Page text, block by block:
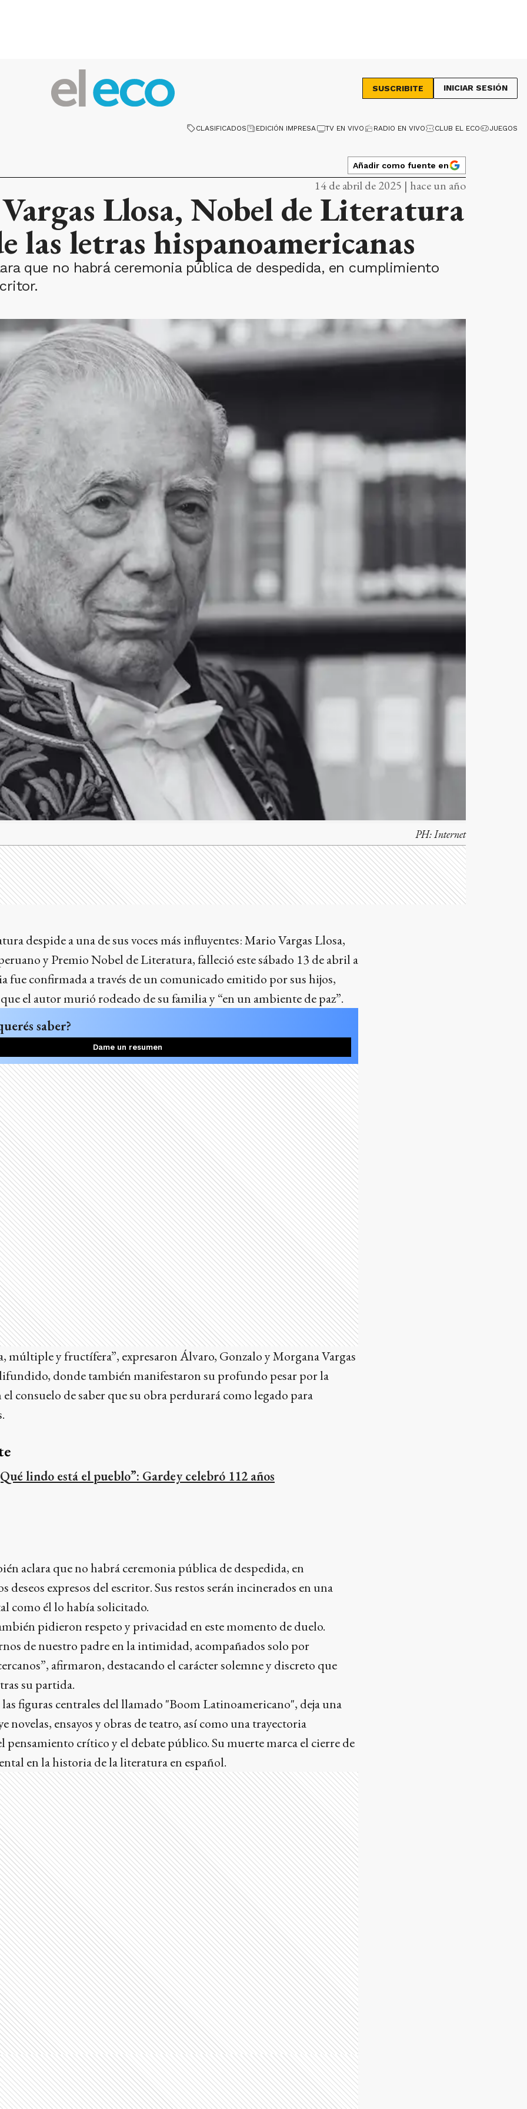
SUSCRIBITE INICIAR SESIÓN
CLASIFICADOS EDICIÓN IMPRESA TV EN VIVO RADIO EN VIVO CLUB EL ECO JUEGOS
Añadir como fuente en
14 de abril de 2025 | hace un año
Llosa, Nobel de Literatura
las letras hispanoamericanas
que no habrá ceremonia pública de despedida, en cumplimiento
PH:Internet
despide a una de sus voces más influyentes: Mario Vargas Llosa,
y Premio Nobel de Literatura, falleció este sábado 13 de abril a
fue confirmada a través de un comunicado emitido por sus hijos,
el autor murió rodeado de su familia y “en un ambiente de paz”.
saber?
Dame un resumen
múltiple y fructífera”, expresaron Álvaro, Gonzalo y Morgana Vargas
donde también manifestaron su profundo pesar por la
consuelo de saber que su obra perdurará como legado para
lindo está el pueblo”: Gardey celebró 112 años
aclara que no habrá ceremonia pública de despedida, en
expresos del escritor. Sus restos serán incinerados en una
como él lo había solicitado.
pidieron respeto y privacidad en este momento de duelo.
de nuestro padre en la intimidad, acompañados solo por
afirmaron, destacando el carácter solemne y discreto que
su partida.
las figuras centrales del llamado "Boom Latinoamericano", deja una
novelas, ensayos y obras de teatro, así como una trayectoria
crítico y el debate público. Su muerte marca el cierre de
en la historia de la literatura en español.